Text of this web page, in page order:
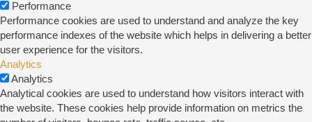
Performance
Performance cookies are used to understand and analyze the key
performance indexes of the website which helps in delivering a better
user experience for the visitors.
Analytics
Analytics
Analytical cookies are used to understand how visitors interact with
the website. These cookies help provide information on metrics the